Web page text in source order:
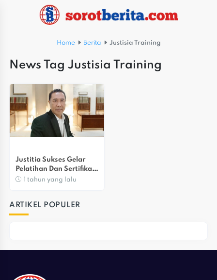
Home Berita Justisia Training
News Tag Justisia Training
Justitia Sukses Gelar
Pelatihan Dan Sertifikasi
Mediator Via Zoom
1 tahun yang lalu
ARTIKEL POPULER